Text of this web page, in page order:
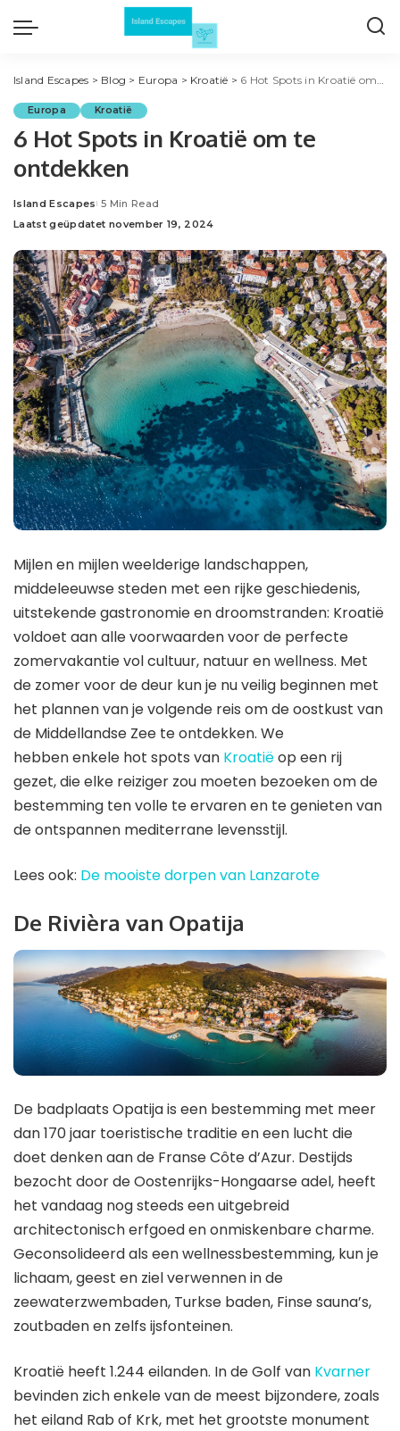
Island Escapes > Blog > Europa > Kroatië > 6 Hot Spots in Kroatië om te ontdekken
Europa Kroatië
6 Hot Spots in Kroatië om te
ontdekken
Posted
by
Island Escapes 5 Min Read
Laatst geüpdatet november 19, 2024
Mijlen en mijlen weelderige landschappen,
middeleeuwse steden met een rijke geschiedenis,
uitstekende gastronomie en droomstranden: Kroatië
voldoet aan alle voorwaarden voor de perfecte
zomervakantie vol cultuur, natuur en wellness. Met
de zomer voor de deur kun je nu veilig beginnen met
het plannen van je volgende reis om de oostkust van
de Middellandse Zee te ontdekken. We
hebben enkele hot spots van Kroatiëop een rij
gezet, die elke reiziger zou moeten bezoeken om de
bestemming ten volle te ervaren en te genieten van
de ontspannen mediterrane levensstijl.
Lees ook: De mooiste dorpen van Lanzarote
De Rivièra van Opatija
De badplaats Opatija is een bestemming met meer
dan 170 jaar toeristische traditie en een lucht die
doet denken aan de Franse Côte d’Azur. Destijds
bezocht door de Oostenrijks-Hongaarse adel, heeft
het vandaag nog steeds een uitgebreid
architectonisch erfgoed en onmiskenbare charme.
Geconsolideerd als een wellnessbestemming, kun je
lichaam, geest en ziel verwennen in de
zeewaterzwembaden, Turkse baden, Finse sauna’s,
zoutbaden en zelfs ijsfonteinen.
Kroatië heeft 1.244 eilanden. In de Golf van Kvarner
bevinden zich enkele van de meest bijzondere, zoals
het eiland Rab of Krk, met het grootste monument